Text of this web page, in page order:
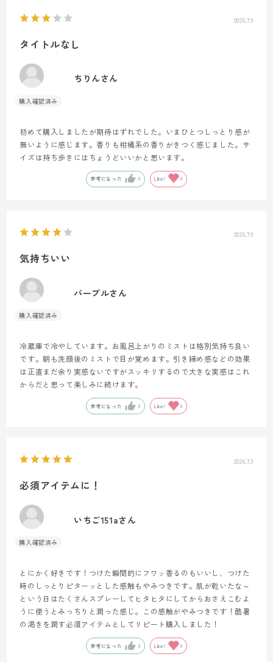
2026.7.9
タイトルなし
ちりんさん
初めて購入しましたが期待はずれでした。いまひとつしっとり感が
無いように感じます。香りも柑橘系の香りがきつく感じました。サ
イズは持ち歩きにはちょうどいいかと思います。
参考になった 0 Like! 0
2026.7.9
気持ちいい
パープルさん
冷蔵庫で冷やしています。お風呂上がりのミストは格別気持ち良い
です。朝も洗顔後のミストで目が覚めます。引き締め感などの効果
は正直まだ余り実感ないですがスッキリするので大きな実感はこれ
からだと思って楽しみに続けます。
参考になった 0 Like! 0
2026.7.3
必須アイテムに！
いちご151aさん
とにかく好きです！つけた瞬間的にフワッ香るのもいいし、つけた
時のしっとりピターッとした感触もやみつきです。肌が乾いたな～
という日はたくさんスプレーしてヒタヒタにしてからおさえこむよ
うに使うとみっちりと潤った感じ。この感触がやみつきです！酷暑
の渇きを潤す必須アイテムとしてリピート購入しました！
参考になった 0 Like! 0